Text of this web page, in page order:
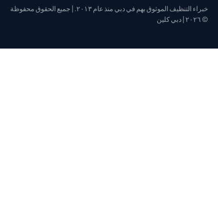
خبراء التنظيف الموثوق بهم في دبي منذ عام ٢٠١٣. | جميع الحقوق محفوظة